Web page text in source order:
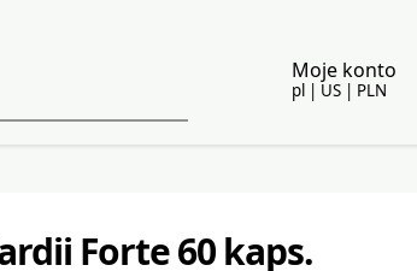
Moje konto
pl | US | PLN
Forte 60 kaps.